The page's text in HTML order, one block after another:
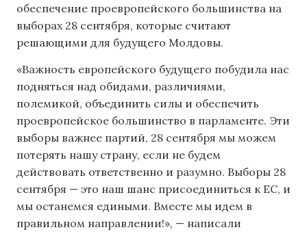
обеспечение проевропейского большинства на
выборах 28 сентября, которые считают
решающими для будущего Молдовы.
«Важность европейского будущего побудила нас
подняться над обидами, различиями,
полемикой, объединить силы и обеспечить
проевропейское большинство в парламенте. Эти
выборы важнее партий, 28 сентября мы можем
потерять нашу страну, если не будем
действовать ответственно и разумно. Выборы 28
сентября — это наш шанс присоединиться к ЕС, и
мы останемся едиными. Вместе мы идем в
правильном направлении!», — написали